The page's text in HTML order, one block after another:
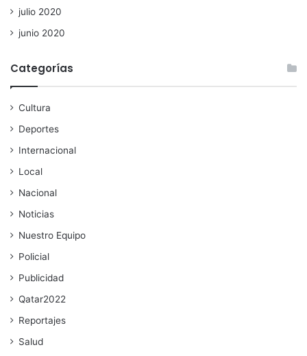
julio 2020
junio 2020
Categorías
Cultura
Deportes
Internacional
Local
Nacional
Noticias
Nuestro Equipo
Policial
Publicidad
Qatar2022
Reportajes
Salud